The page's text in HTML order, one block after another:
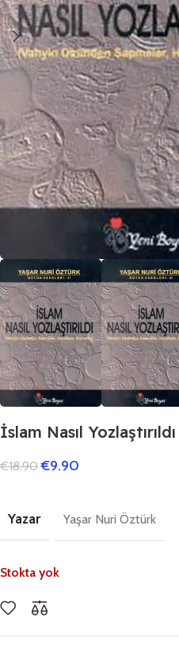
İslam Nasıl Yozlaştırıldı
€18.90 €9.90
Yazar Yaşar Nuri Öztürk
Stokta yok